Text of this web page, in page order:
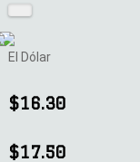
El Dólar
$16.30
$17.50